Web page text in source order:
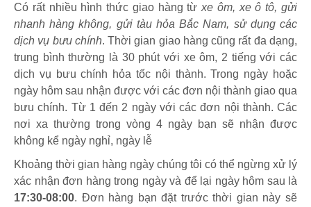
Có rất nhiều hình thức giao hàng từxe ôm, xe ô tô, gửi
nhanh hàng không, gửi tàu hỏa Bắc Nam, sử dụng các
dịch vụ bưu chính. Thời gian giao hàng cũng rất đa dạng,
trung bình thường là 30 phút với xe ôm, 2 tiếng với các
dịch vụ bưu chính hỏa tốc nội thành. Trong ngày hoặc
ngày hôm sau nhận được với các đơn nội thành giao qua
bưu chính. Từ 1 đến 2 ngày với các đơn nội thành. Các
nơi xa thường trong vòng 4 ngày bạn sẽ nhận được
không kể ngày nghỉ, ngày lễ
Khoảng thời gian hàng ngày chúng tôi có thể ngừng xử lý
xác nhận đơn hàng trong ngày và để lại ngày hôm sau là
17:30-08:00. Đơn hàng bạn đặt trước thời gian này sẽ